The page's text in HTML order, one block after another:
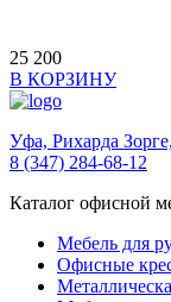
25 200
В КОРЗИНУ
Уфа, Рихарда
8 (347) 284-68-12
Каталог офисной
Мебель для
Офисные